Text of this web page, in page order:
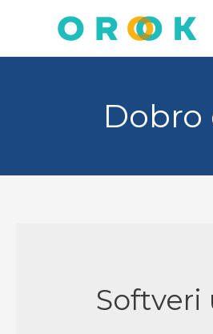
content
Dobro
Softveri